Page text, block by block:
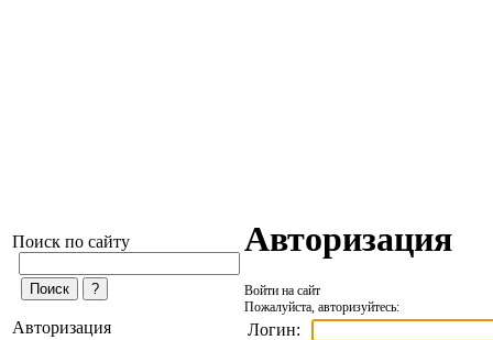
Поиск по сайту
Авторизация
Авторизация
Войти на сайт
Пожалуйста, авторизуйтесь:
Логин: